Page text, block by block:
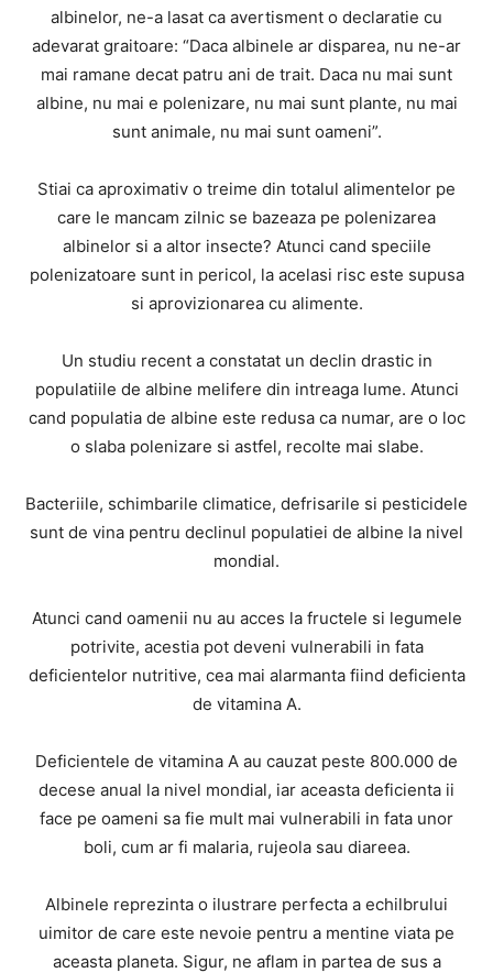
albinelor, ne-a lasat ca avertisment o declaratie cu
adevarat graitoare: “Daca albinele ar disparea, nu ne-ar
mai ramane decat patru ani de trait. Daca nu mai sunt
albine, nu mai e polenizare, nu mai sunt plante, nu mai
sunt animale, nu mai sunt oameni”.
Stiai ca aproximativ o treime din totalul alimentelor pe
care le mancam zilnic se bazeaza pe polenizarea
albinelor si a altor insecte? Atunci cand speciile
polenizatoare sunt in pericol, la acelasi risc este supusa
si aprovizionarea cu alimente.
Un studiu recent a constatat un declin drastic in
populatiile de albine melifere din intreaga lume. Atunci
cand populatia de albine este redusa ca numar, are o loc
o slaba polenizare si astfel, recolte mai slabe.
Bacteriile, schimbarile climatice, defrisarile si pesticidele
sunt de vina pentru declinul populatiei de albine la nivel
mondial.
Atunci cand oamenii nu au acces la fructele si legumele
potrivite, acestia pot deveni vulnerabili in fata
deficientelor nutritive, cea mai alarmanta fiind deficienta
de vitamina A.
Deficientele de vitamina A au cauzat peste 800.000 de
decese anual la nivel mondial, iar aceasta deficienta ii
face pe oameni sa fie mult mai vulnerabili in fata unor
boli, cum ar fi malaria, rujeola sau diareea.
Albinele reprezinta o ilustrare perfecta a echilbrului
uimitor de care este nevoie pentru a mentine viata pe
aceasta planeta. Sigur, ne aflam in partea de sus a